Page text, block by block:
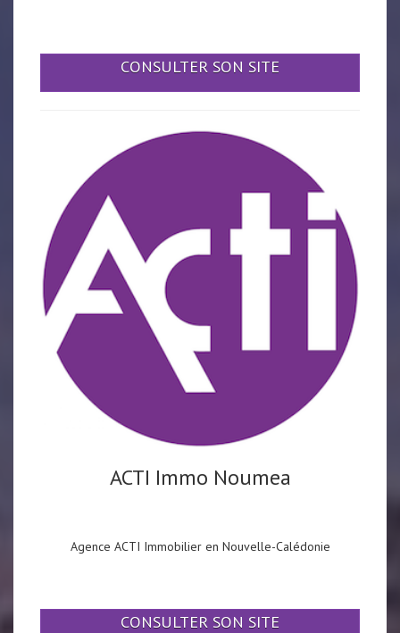
CONSULTER SON SITE
ACTI Immo Noumea
Agence ACTI Immobilier en Nouvelle-Calédonie
CONSULTER SON SITE